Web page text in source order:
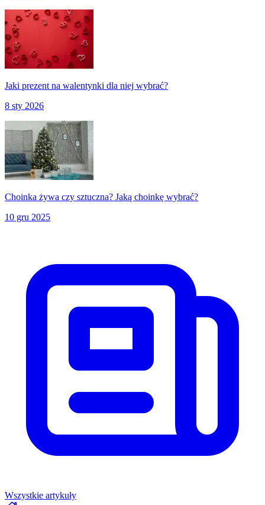
Jaki prezent na walentynki dla niej wybrać?
8 sty 2026
Choinka żywa czy sztuczna? Jaką choinkę wybrać?
10 gru 2025
Wszystkie artykuły